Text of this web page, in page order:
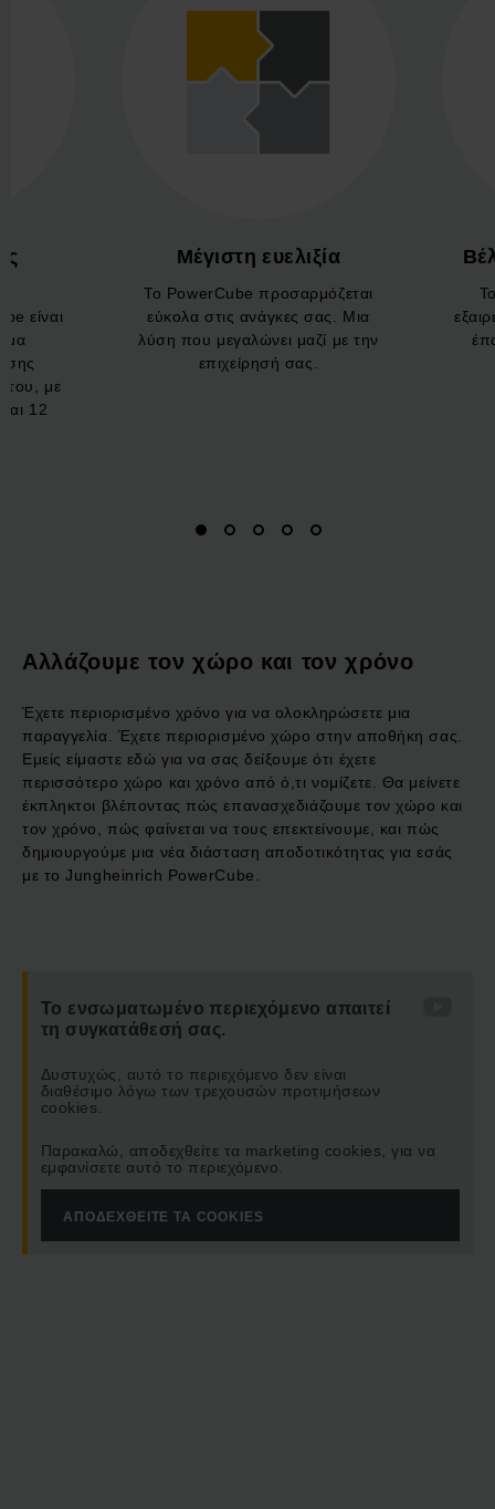
υπάρχουσες διαδικασίες.
Αναβαθμίστε τον χώρο και τον χρόνο στην αποθήκη σας με
μια λύση αυτοματοποίησης που προσφέρει μέγιστη
Μέγιστη ευελιξία
Το PowerCube προσαρμόζεται
εύκολα στις ανάγκες σας. Μια
λύση που μεγαλώνει μαζί με την
επιχείρησή σας.
είναι
του, με
12
Αλλάζουμε τον χώρο και τον χρόνο
Έχετε περιορισμένο χρόνο για να ολοκληρώσετε μια
παραγγελία. Έχετε περιορισμένο χώρο στην αποθήκη σας.
Εμείς είμαστε εδώ για να σας δείξουμε ότι έχετε
περισσότερο χώρο και χρόνο από ό,τι νομίζετε. Θα μείνετε
έκπληκτοι βλέποντας πώς επανασχεδιάζουμε τον χώρο και
τον χρόνο, πώς φαίνεται να τους επεκτείνουμε, και πώς
δημιουργούμε μια νέα διάσταση αποδοτικότητας για εσάς
με το Jungheinrich PowerCube.
Το ενσωματωμένο περιεχόμενο απαιτεί
τη συγκατάθεσή σας.
Δυστυχώς, αυτό το περιεχόμενο δεν είναι
διαθέσιμο λόγω των τρεχουσών προτιμήσεων
cookies.
Παρακαλώ, αποδεχθείτε τα marketing cookies, για να
εμφανίσετε αυτό το περιεχόμενο.
ΑΠΟΔΕΧΘΕΊΤΕ ΤΑ COOKIES